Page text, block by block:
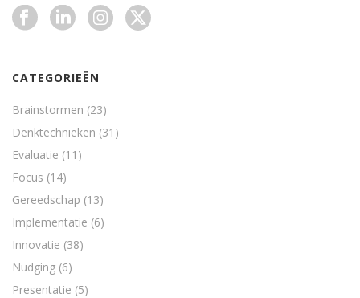
CATEGORIEËN
Brainstormen (23)
Denktechnieken (31)
Evaluatie (11)
Focus (14)
Gereedschap (13)
Implementatie (6)
Innovatie (38)
Nudging (6)
Presentatie (5)